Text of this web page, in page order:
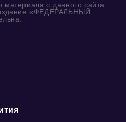
с данного сайта
«ФЕДЕРАЛЬНЫЙ